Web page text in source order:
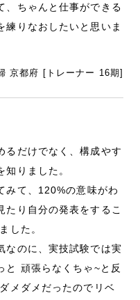
、ちゃんと仕事ができる
練りなおしたいと思いま
京都府 [トレーナー 16期]
るだけでなく、構成やす
りました。
みて、120%の意味がわ
たり自分の発表をするこ
した。
なのに、実技試験では実
と 頑張らなくちゃ~と反
メダメだったのでリベ